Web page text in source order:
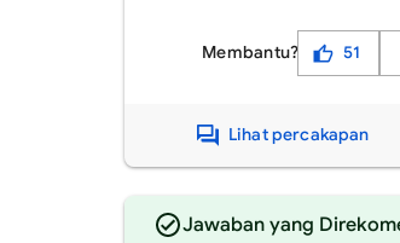
Membantu? 51
Lihat percakapan
Jawaban yang